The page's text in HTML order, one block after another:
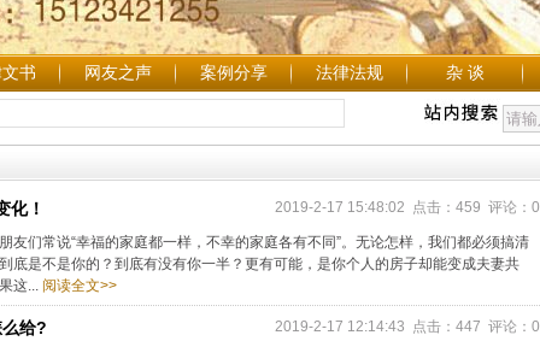
书 网友之声 案例分享 法律法规 杂 谈
2019-2-17 15:48:02 点击：459 评论：0
化！
友们常说“幸福的家庭都一样，不幸的家庭各有不同”。无论怎样，我们都必须搞清
底是不是你的？到底有没有你一半？更有可能，是你个人的房子却能变成夫妻共
这... 阅读全文>>
2019-2-17 12:14:43 点击：447 评论：0
给?